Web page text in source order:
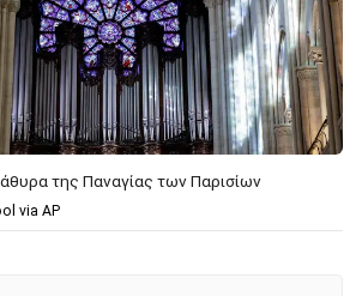
της Παναγίας των Παρισίων
via AP